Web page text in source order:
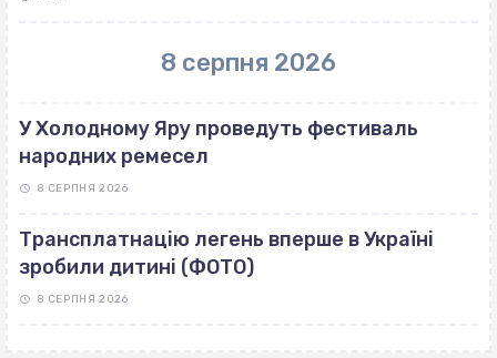
8 серпня 2026
У Холодному Яру проведуть фестиваль
народних ремесел
8 СЕРПНЯ 2026
Трансплатнацію легень вперше в Україні
зробили дитині (ФОТО)
8 СЕРПНЯ 2026